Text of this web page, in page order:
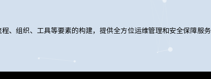
、组织、工具等要素的构建，提供全方位运维管理和安全保障服务